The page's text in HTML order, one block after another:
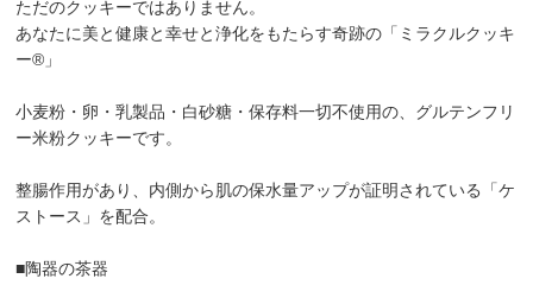
ただのクッキーではありません。
あなたに美と健康と幸せと浄化をもたらす奇跡の「ミラクルクッキ
ー®︎」
小麦粉・卵・乳製品・白砂糖・保存料一切不使用の、グルテンフリ
ー米粉クッキーです。
整腸作用があり、内側から肌の保水量アップが証明されている「ケ
ストース」を配合。
■陶器の茶器